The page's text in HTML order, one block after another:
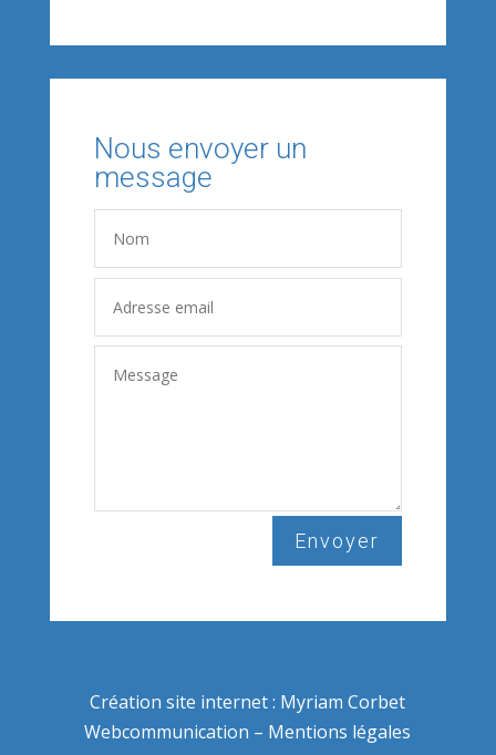
Nous envoyer un
message
Envoyer
Création site internet : Myriam Corbet
Webcommunication – Mentions légales